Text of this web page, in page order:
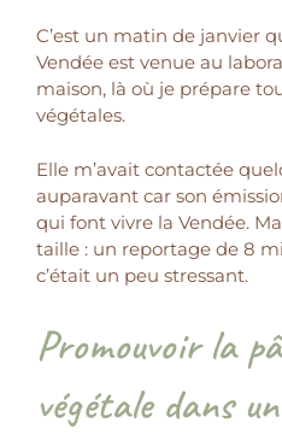
C’est un matin de janvier
Vendée est venue au
maison, là où je prépare
végétales.
Elle m’avait contactée
auparavant car son
qui font vivre la Vendée.
taille : un reportage de 8
c’était un peu stressant.
Promouvoir la
végétale dans